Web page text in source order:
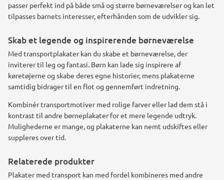
passer perfekt ind på både små og større børneværelser og kan let
tilpasses barnets interesser, efterhånden som de udvikler sig.
Skab et legende og inspirerende børneværelse
Med transportplakater kan du skabe et børneværelse, der
inviterer til leg og fantasi. Børn kan lade sig inspirere af
køretøjerne og skabe deres egne historier, mens plakaterne
samtidig bidrager til en flot og gennemført indretning.
Kombinér transportmotiver med rolige farver eller lad dem stå i
kontrast til andre børneplakater for et mere legende udtryk.
Mulighederne er mange, og plakaterne kan nemt udskiftes eller
suppleres over tid.
Relaterede produkter
Plakater med transport kan med fordel kombineres med andre